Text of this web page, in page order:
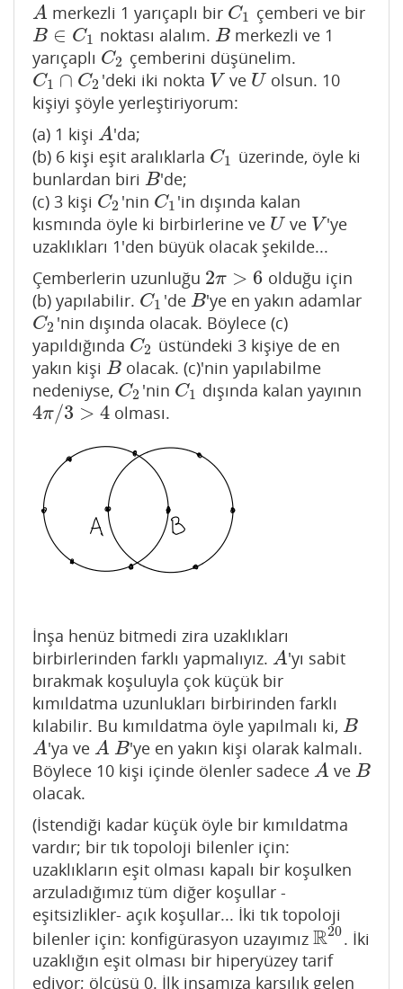
A
A merkezli 1 yarıçaplı bir C1
C1 çemberi ve bir
B ∈ C1
B∈C 1 noktası alalım.B
B merkezli ve 1
yarıçaplı C2
C2 çemberini düşünelim.
C1 ∩ C2
C1 ∩C 2 'deki iki nokta V
V ve U
Uolsun. 10
kişiyi şöyle yerleştiriyorum:
(a) 1 kişi A
A 'da;
(b) 6 kişi eşit aralıklarla C1
C1 üzerinde, öyle ki
bunlardan biri B
B 'de;
(c) 3 kişi C2
C2 'nin C1
C1 'in dışında kalan
kısmında öyle ki birbirlerine ve U
Uve V
V 'ye
uzaklıkları 1'den büyük olacak şekilde...
Çemberlerin uzunluğu 2π > 6
2π> 6
olduğu için
(b) yapılabilir. C1
C1 'de B
B 'ye en yakın adamlar
C2
C2 'nin dışında olacak. Böylece (c)
yapıldığında C2
C2 üstündeki 3 kişiye de en
yakın kişi B
B olacak. (c)'nin yapılabilme
nedeniyse, C2
C2 'nin C1
C1 dışında kalan yayının
4π/3 > 4
4π/3> 4 olması.
İnşa henüz bitmedi zira uzaklıkları
birbirlerinden farklı yapmalıyız. A
A 'yı sabit
bırakmak koşuluyla çok küçük bir
kımıldatma uzunlukları birbirinden farklı
kılabilir. Bu kımıldatma öyle yapılmalı ki, B
B
A
A 'ya ve A
A B
B 'ye en yakın kişi olarak kalmalı.
Böylece 10 kişi içinde ölenler sadece A
A ve B
B
olacak.
(İstendiği kadar küçük öyle bir kımıldatma
vardır; bir tık topoloji bilenler için:
uzaklıkların eşit olması kapalı bir koşulken
arzuladığımız tüm diğer koşullar -
eşitsizlikler- açık koşullar... İki tık topoloji
bilenler için: konfigürasyon uzayımız R20
R20. İki
uzaklığın eşit olması bir hiperyüzey tarif
ediyor; ölçüsü 0. İlk inşamıza karşılık gelen